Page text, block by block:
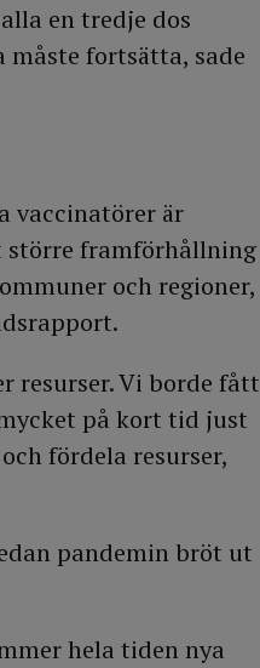
en tredje dos
fortsätta, sade
vaccinatörer är
större framförhållning
och regioner,
resurser. Vi borde fått
på kort tid just
fördela resurser,
pandemin bröt ut
hela tiden nya